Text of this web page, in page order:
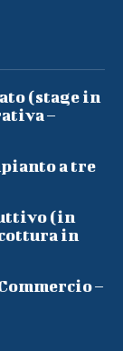
(stage in
–
a tre
(in
in
–